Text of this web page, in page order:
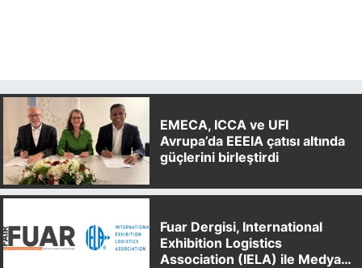
EMECA, ICCA ve UFI
Avrupa’da EEEIA çatısı altında
güçlerini birleştirdi
Fuar Dergisi, International
Exhibition Logistics
Association (IELA) ile Medya